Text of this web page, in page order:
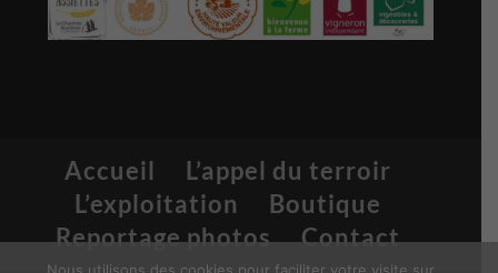
Accueil
L’appel du terroir
L’exploitation
Boutique
Reportage photos
Contact